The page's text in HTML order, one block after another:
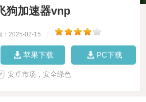
飞狗加速器vnp
：2025-02-15
苹果下载 PC下载
安卓市场，安全绿色